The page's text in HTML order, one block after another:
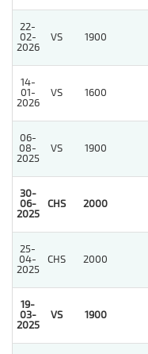
22-
02-
2026
VS 1900
14-
01-
2026
VS 1600
06-
08-
2025
VS 1900
30-
06-
2025
CHS 2000
25-
04-
2025
CHS 2000
19-
03-
2025
VS 1900